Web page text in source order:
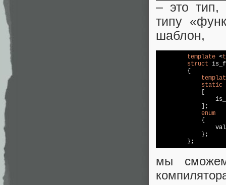
– это тип,
типу
шаблон,
template <
struct
static
;
enum
мы